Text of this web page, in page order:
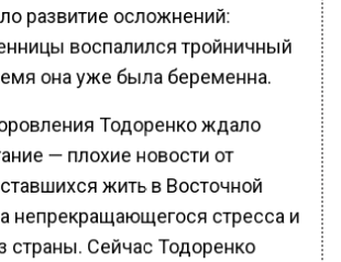
развитие осложнений:
воспалился тройничный
она уже была беременна.
Тодоренко ждало
— плохие новости от
жить в Восточной
непрекращающегося стресса и
страны. Сейчас Тодоренко